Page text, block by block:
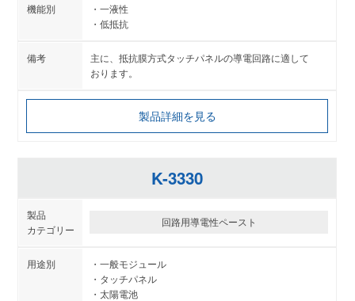
一液性
低抵抗
主に、抵抗膜方式タッチパネルの導電回路に適して
おります。
製品詳細を見る
K-3330
回路用導電性ペースト
一般モジュール
タッチパネル
太陽電池